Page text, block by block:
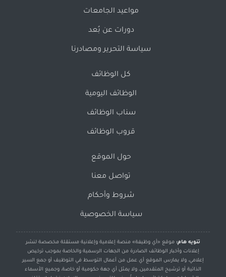
مواعيد الجامعات
دورات عن بُعد
سياسة التحرير ومصادرنا
كل الوظائف
الوظائف اليومية
سناب الوظائف
قروب الوظائف
حول الموقع
تواصل معنا
شروط وأحكام
سياسة الخصوصية
تنويه هام: موقع «أي وظيفة» منصة إعلامية وإعلانية مستقلة مخصصة لنشر
إعلانات وأخبار الوظائف الصادرة من الجهات الرسمية والخاصة بموجب ترخيص
إعلامي، ولا يمارس الموقع أي عمل من أعمال التوسط في التوظيف أو جمع السير
الذاتية أو ترشيح المتقدمين، ولا يمثل أي جهة حكومية أو خاصة، وجميع الأسماء